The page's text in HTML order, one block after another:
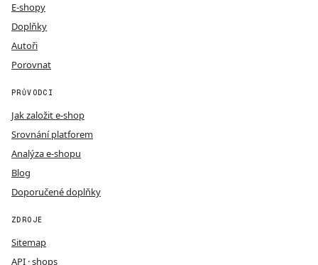
E-shopy
Doplňky
Autoři
Porovnat
PRŮVODCI
Jak založit e-shop
Srovnání platforem
Analýza e-shopu
Blog
Doporučené doplňky
ZDROJE
Sitemap
API · shops